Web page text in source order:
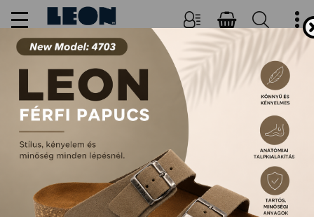
NŐI, FÉRFI PAPUCSOK ÉS
SZANDÁLOK